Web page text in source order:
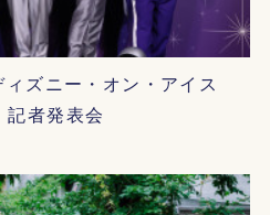
ズニー・オン・アイス
者発表会